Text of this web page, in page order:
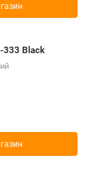
333 Black